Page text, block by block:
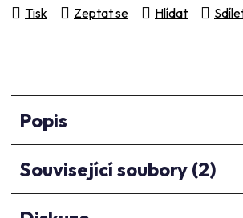
Tisk Zeptat se Hlídat
Popis
Související soubory (2)